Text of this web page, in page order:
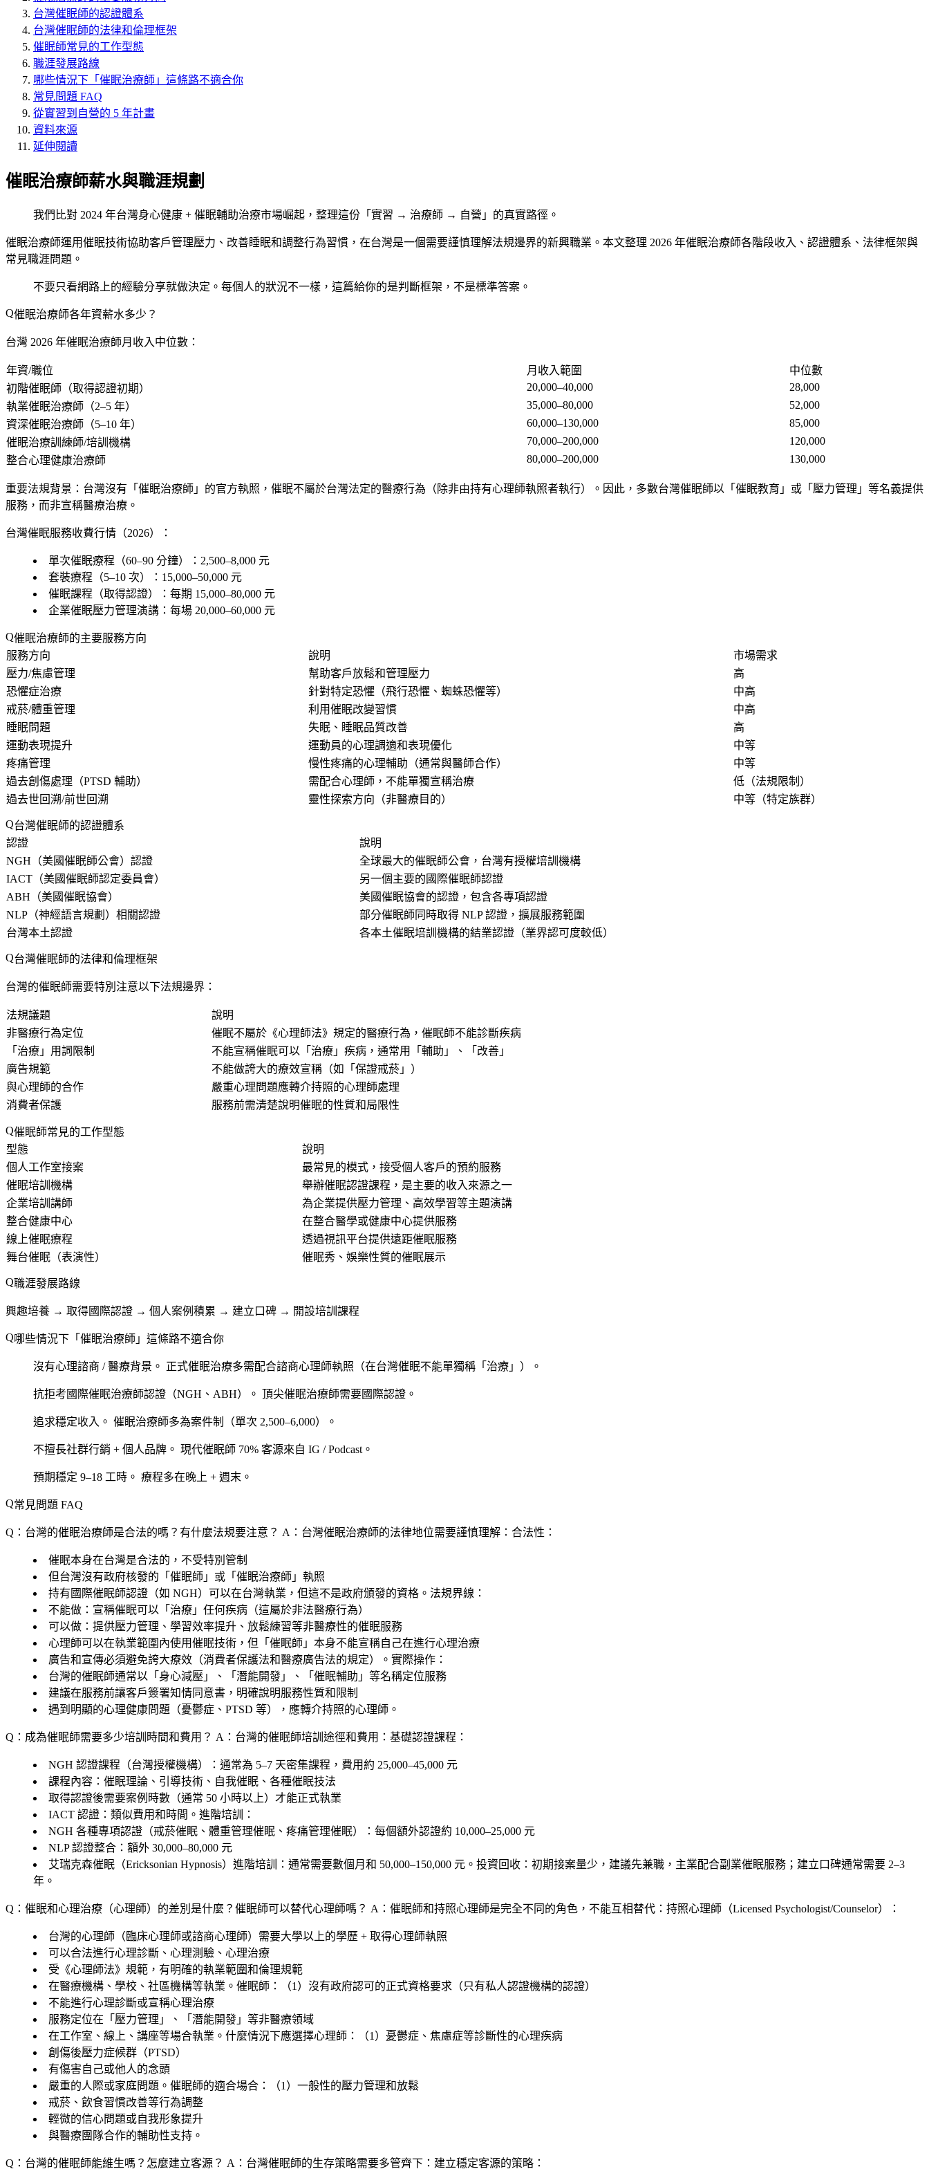
台灣催眠師的認證體系
台灣催眠師的法律和倫理框架
催眠師常見的工作型態
職涯發展路線
哪些情況下「催眠治療師」這條路不適合你
常見問題 FAQ
從實習到自營的 5 年計畫
資料來源
延伸閱讀
催眠治療師薪水與職涯規劃
我們比對 2024 年台灣身心健康 + 催眠輔助治療市場崛起，整理這份「實習 → 治療師 → 自營」的真實路徑。
催眠治療師運用催眠技術協助客戶管理壓力、改善睡眠和調整行為習慣，在台灣是一個需要謹慎理解法規邊界的新興職業。本文整理 2026 年催眠治療師各階段收入、認證體系、法律框架與
常見職涯問題。
不要只看網路上的經驗分享就做決定。每個人的狀況不一樣，這篇給你的是判斷框架，不是標準答案。
催眠治療師各年資薪水多少？
台灣 2026 年催眠治療師月收入中位數：
年資/職位 月收入範圍
中位數
初階催眠師（取得認證初期）
20,000–40,000
28,000
執業催眠治療師（2–5 年）
35,000–80,000
52,000
資深催眠治療師（5–10 年）
60,000–130,000
85,000
催眠治療訓練師/培訓機構
70,000–200,000
120,000
整合心理健康治療師
80,000–200,000 130,000
重要法規背景 ：台灣沒有「催眠治療師」的官方執照，催眠不屬於台灣法定的醫療行為（除非由持有心理師執照者執行）。因此，多數台灣催眠師以「催眠教育」或「壓力管理」等名義提供
服務，而非宣稱醫療治療。
台灣催眠服務收費行情（2026）：
單次催眠療程（60–90 分鐘）：2,500–8,000 元
套裝療程（5–10 次）：15,000–50,000 元
催眠課程（取得認證）：每期 15,000–80,000 元
企業催眠壓力管理演講：每場 20,000–60,000 元
催眠治療師的主要服務方向
服務方向
說明
市場需求
壓力/焦慮管理
幫助客戶放鬆和管理壓力
高
恐懼症治療
針對特定恐懼（飛行恐懼、蜘蛛恐懼等）
中高
戒菸/體重管理
利用催眠改變習慣
中高
睡眠問題
失眠、睡眠品質改善
高
運動表現提升
運動員的心理調適和表現優化
中等
疼痛管理
慢性疼痛的心理輔助（通常與醫師合作）
中等
過去創傷處理（PTSD 輔助）
需配合心理師，不能單獨宣稱治療
低（法規限制）
過去世回溯/前世回溯
靈性探索方向（非醫療目的） 中等（特定族群）
台灣催眠師的認證體系
認證
說明
NGH（美國催眠師公會）認證
全球最大的催眠師公會，台灣有授權培訓機構
IACT（美國催眠師認定委員會）
另一個主要的國際催眠師認證
ABH（美國催眠協會）
美國催眠協會的認證，包含各專項認證
NLP（神經語言規劃）相關認證
部分催眠師同時取得 NLP 認證，擴展服務範圍
台灣本土認證
各本土催眠培訓機構的結業認證（業界認可度較低）
台灣催眠師的法律和倫理框架
台灣的催眠師需要特別注意以下法規邊界：
法規議題
說明
非醫療行為定位
催眠不屬於《心理師法》規定的醫療行為，催眠師不能診斷疾病
「治療」用詞限制
不能宣稱催眠可以「治療」疾病，通常用「輔助」、「改善」
廣告規範
不能做誇大的療效宣稱（如「保證戒菸」）
與心理師的合作
嚴重心理問題應轉介持照的心理師處理
消費者保護
服務前需清楚說明催眠的性質和局限性
催眠師常見的工作型態
型態
說明
個人工作室接案
最常見的模式，接受個人客戶的預約服務
催眠培訓機構
舉辦催眠認證課程，是主要的收入來源之一
企業培訓講師
為企業提供壓力管理、高效學習等主題演講
整合健康中心
在整合醫學或健康中心提供服務
線上催眠療程
透過視訊平台提供遠距催眠服務
舞台催眠（表演性）
催眠秀、娛樂性質的催眠展示
職涯發展路線
興趣培養 → 取得國際認證 → 個人案例積累 → 建立口碑 → 開設培訓課程
哪些情況下「催眠治療師」這條路不適合你
沒有心理諮商 / 醫療背景。 正式催眠治療多需配合諮商心理師執照（在台灣催眠不能單獨稱「治療」）。
抗拒考國際催眠治療師認證（NGH、ABH）。 頂尖催眠治療師需要國際認證。
追求穩定收入。 催眠治療師多為案件制（單次 2,500–6,000）。
不擅長社群行銷 + 個人品牌。 現代催眠師 70% 客源來自 IG / Podcast。
預期穩定 9–18 工時。 療程多在晚上 + 週末。
常見問題 FAQ
Q：台灣的催眠治療師是合法的嗎？有什麼法規要注意？ A：台灣催眠治療師的法律地位需要謹慎理解：合法性：
催眠本身在台灣是合法的，不受特別管制
但台灣沒有政府核發的「催眠師」或「催眠治療師」執照
持有國際催眠師認證（如 NGH）可以在台灣執業，但這不是政府頒發的資格。法規界線：
不能做 ：宣稱催眠可以「治療」任何疾病（這屬於非法醫療行為）
可以做 ：提供壓力管理、學習效率提升、放鬆練習等非醫療性的催眠服務
心理師可以在執業範圍內使用催眠技術，但「催眠師」本身不能宣稱自己在進行心理治療
廣告和宣傳必須避免誇大療效（消費者保護法和醫療廣告法的規定）。實際操作：
台灣的催眠師通常以「身心減壓」、「潛能開發」、「催眠輔助」等名稱定位服務
建議在服務前讓客戶簽署知情同意書，明確說明服務性質和限制
遇到明顯的心理健康問題（憂鬱症、PTSD 等），應轉介持照的心理師。
Q：成為催眠師需要多少培訓時間和費用？ A：台灣的催眠師培訓途徑和費用：基礎認證課程：
NGH 認證課程（台灣授權機構）：通常為 5–7 天密集課程，費用約 25,000–45,000 元
課程內容：催眠理論、引導技術、自我催眠、各種催眠技法
取得認證後需要案例時數（通常 50 小時以上）才能正式執業
IACT 認證：類似費用和時間。進階培訓：
NGH 各種專項認證（戒菸催眠、體重管理催眠、疼痛管理催眠）：每個額外認證約 10,000–25,000 元
NLP 認證整合：額外 30,000–80,000 元
艾瑞克森催眠（Ericksonian Hypnosis）進階培訓：通常需要數個月和 50,000–150,000 元。投資回收：初期接案量少，建議先兼職，主業配合副業催眠服務；建立口碑通常需要 2–3
年。
Q：催眠和心理治療（心理師）的差別是什麼？催眠師可以替代心理師嗎？ A：催眠師和持照心理師是完全不同的角色，不能互相替代：持照心理師（Licensed Psychologist/Counselor）：
台灣的心理師（臨床心理師或諮商心理師）需要大學以上的學歷 + 取得心理師執照
可以合法進行心理診斷、心理測驗、心理治療
受《心理師法》規範，有明確的執業範圍和倫理規範
在醫療機構、學校、社區機構等執業。催眠師：（1）沒有政府認可的正式資格要求（只有私人認證機構的認證）
不能進行心理診斷或宣稱心理治療
服務定位在「壓力管理」、「潛能開發」等非醫療領域
在工作室、線上、講座等場合執業。什麼情況下應選擇心理師：（1）憂鬱症、焦慮症等診斷性的心理疾病
創傷後壓力症候群（PTSD）
有傷害自己或他人的念頭
嚴重的人際或家庭問題。催眠師的適合場合：（1）一般性的壓力管理和放鬆
戒菸、飲食習慣改善等行為調整
輕微的信心問題或自我形象提升
與醫療團隊合作的輔助性支持。
Q：台灣的催眠師能維生嗎？怎麼建立客源？ A：台灣催眠師的生存策略需要多管齊下：建立穩定客源的策略：